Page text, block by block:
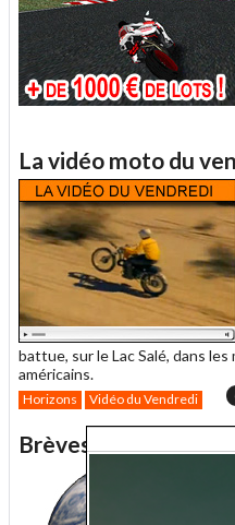
La vidéo moto du
battue, sur le Lac Salé, dans
américains.
Horizons Vidéo du Vendredi
Brèves de motards